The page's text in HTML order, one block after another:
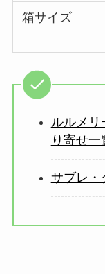
箱サイズ
ルルメリ
り寄せ一
サブレ・